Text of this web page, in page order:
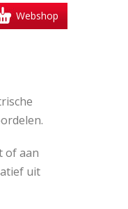
Webshop
of aan
uit